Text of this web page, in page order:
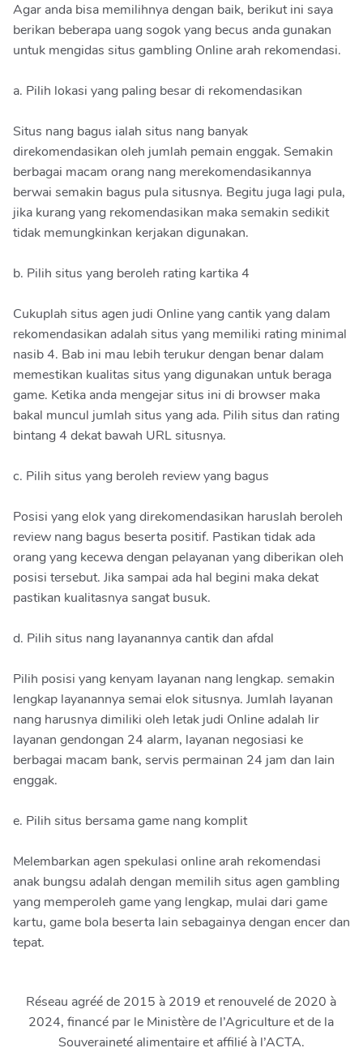
Agar anda bisa memilihnya dengan baik, berikut ini saya
berikan beberapa uang sogok yang becus anda gunakan
untuk mengidas situs gambling Online arah rekomendasi.
a. Pilih lokasi yang paling besar di rekomendasikan
Situs nang bagus ialah situs nang banyak
direkomendasikan oleh jumlah pemain enggak. Semakin
berbagai macam orang nang merekomendasikannya
berwai semakin bagus pula situsnya. Begitu juga lagi pula,
jika kurang yang rekomendasikan maka semakin sedikit
tidak memungkinkan kerjakan digunakan.
b. Pilih situs yang beroleh rating kartika 4
Cukuplah situs agen judi Online yang cantik yang dalam
rekomendasikan adalah situs yang memiliki rating minimal
nasib 4. Bab ini mau lebih terukur dengan benar dalam
memestikan kualitas situs yang digunakan untuk beraga
game. Ketika anda mengejar situs ini di browser maka
bakal muncul jumlah situs yang ada. Pilih situs dan rating
bintang 4 dekat bawah URL situsnya.
c. Pilih situs yang beroleh review yang bagus
Posisi yang elok yang direkomendasikan haruslah beroleh
review nang bagus beserta positif. Pastikan tidak ada
orang yang kecewa dengan pelayanan yang diberikan oleh
posisi tersebut. Jika sampai ada hal begini maka dekat
pastikan kualitasnya sangat busuk.
d. Pilih situs nang layanannya cantik dan afdal
Pilih posisi yang kenyam layanan nang lengkap. semakin
lengkap layanannya semai elok situsnya. Jumlah layanan
nang harusnya dimiliki oleh letak judi Online adalah lir
layanan gendongan 24 alarm, layanan negosiasi ke
berbagai macam bank, servis permainan 24 jam dan lain
enggak.
e. Pilih situs bersama game nang komplit
Melembarkan agen spekulasi online arah rekomendasi
anak bungsu adalah dengan memilih situs agen gambling
yang memperoleh game yang lengkap, mulai dari game
kartu, game bola beserta lain sebagainya dengan encer dan
tepat.
Réseau agréé de 2015 à 2019 et renouvelé de 2020 à
2024, financé par le Ministère de l’Agriculture et de la
Souveraineté alimentaire et affilié à l’ACTA.